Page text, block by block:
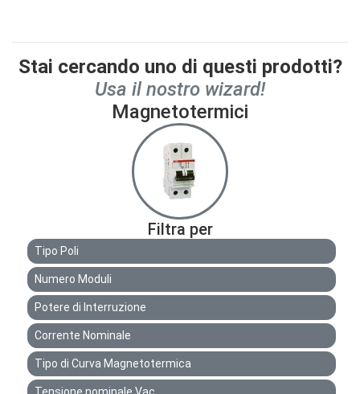
Stai cercando uno di questi prodotti?
Usa il nostro wizard!
Magnetotermici
Filtra per
Tipo Poli
Numero Moduli
Potere di Interruzione
Corrente Nominale
Tipo di Curva Magnetotermica